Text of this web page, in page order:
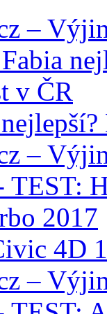
4D